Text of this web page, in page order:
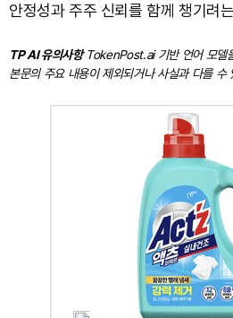
안정성과 주주 신뢰를 함께 챙기려
TP AI 유의사항TokenPost.ai 기반 언어 모델
본문의 주요 내용이 제외되거나 사실과 다를 수